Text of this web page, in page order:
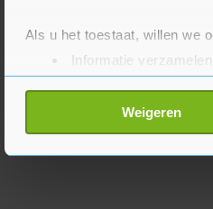
Als u het toestaat, willen we
Informatie
Uw apparaat
Lees meer over hoe uw
toestemming op elk moment
Weigeren